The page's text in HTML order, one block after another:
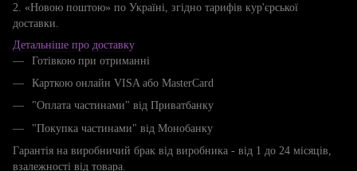
2. «Новою поштою» по Україні, згідно тарифів кур'єрської
доставки.
Детальніше про доставку
Готівкою при отриманні
Карткою онлайн VISA або MasterCard
"Оплата частинами" від Приватбанку
"Покупка частинами" від Монобанку
Гарантія на виробничий брак від виробника - від 1 до 24 місяців,
взалежності від товара.